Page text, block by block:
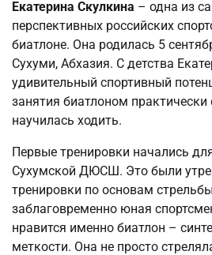
Екатерина Скулкина – одна из
перспективных российских
биатлоне. Она родилась 5
Сухуми, Абхазия. С детства
удивительный спортивный
занятия биатлоном
научилась ходить.
Первые тренировки начались
Сухумской ДЮСШ. Это были
тренировки по основам
заблаговременно юная
нравится именно биатлон –
меткости. Она не просто